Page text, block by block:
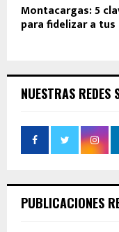
Montacargas: 5
para fidelizar a
NUESTRAS REDES
PUBLICACIONES